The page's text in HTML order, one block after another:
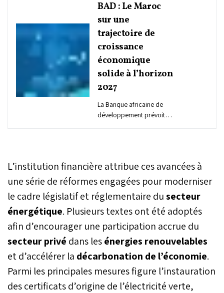
BAD : Le Maroc
sur une
trajectoire de
croissance
économique
solide à l’horizon
2027
La Banque africaine de
développement prévoit
2025. Portée par le
rebond agricole, les
investissements publics, le
tourisme et les
exportations industrielles
ajoutée, cette dynamique
s’inscrit dans un contexte
de stabilisation
macroéconomique,
marqué notamment par
une inflation maîtrisée et
L’institution financière attribue ces avancées à
une série de réformes engagées pour moderniser
le cadre législatif et réglementaire dusecteur
énergétique. Plusieurs textes ont été adoptés
afin d’encourager une participation accrue du
secteur privé dans lesénergies renouvelables
et d’accélérer la décarbonation de l’économie.
Parmi les principales mesures figure l’instauration
des certificats d’origine de l’électricité verte,